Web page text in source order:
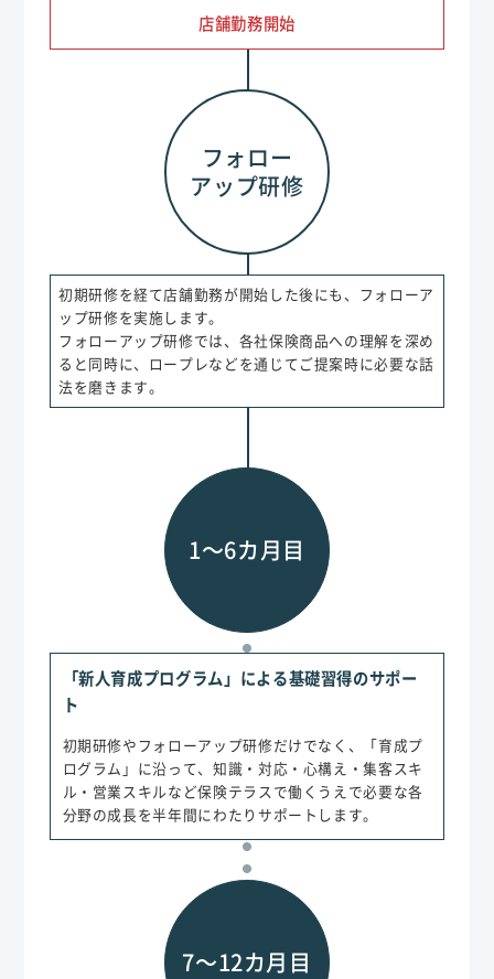
店舗勤務開始
フォロー
アップ研修
初期研修を経て店舗勤務が開始した後にも、フォローア
ップ研修を実施します。
フォローアップ研修では、各社保険商品への理解を深め
ると同時に、ロープレなどを通じてご提案時に必要な話
法を磨きます。
1〜6カ月目
「新人育成プログラム」による基礎習得のサポー
ト
初期研修やフォローアップ研修だけでなく、「育成プ
ログラム」に沿って、知識・対応・心構え・集客スキ
ル・営業スキルなど保険テラスで働くうえで必要な各
分野の成長を半年間にわたりサポートします。
7〜12カ月目